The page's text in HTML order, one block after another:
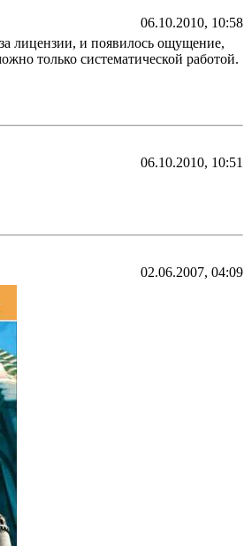
06.10.2010, 10:58
лицензии, и появилось ощущение,
только систематической работой.
06.10.2010, 10:51
02.06.2007, 04:09